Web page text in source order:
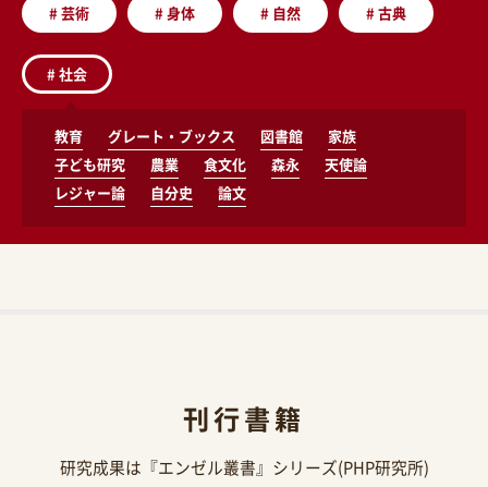
#芸術 #身体 # 自然 #古典
#社会
教育 グレート・ブックス 図書館
家族
子ども研究
農業 食文化 森永
天使論
レジャー論
自分史 論文
刊行書籍
研究成果は『エンゼル叢書』シリーズ(PHP研究所)